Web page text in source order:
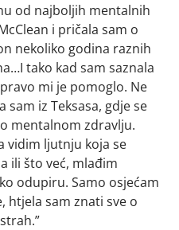
od najboljih mentalnih
i pričala sam o
nekoliko godina raznih
tako kad sam saznala
mi je pomoglo. Ne
sam iz Teksasa, gdje se
mentalnom zdravlju.
vidim ljutnju koja se
ili što već, mlađim
odupiru. Samo osjećam
htjela sam znati sve o